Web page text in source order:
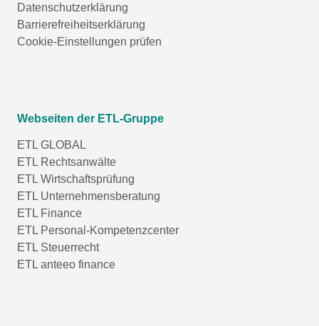
Datenschutzerklärung
Barrierefreiheitserklärung
Cookie-Einstellungen prüfen
Webseiten der ETL-Gruppe
ETL GLOBAL
ETL Rechtsanwälte
ETL Wirtschaftsprüfung
ETL Unternehmensberatung
ETL Finance
ETL Personal-Kompetenzcenter
ETL Steuerrecht
ETL anteeo finance